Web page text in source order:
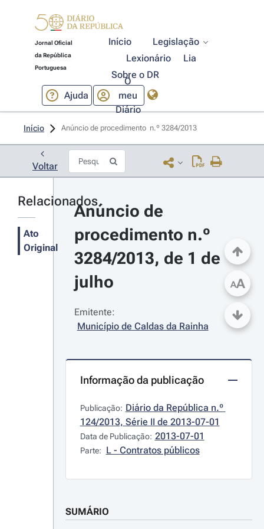
Jornal Oficial
da República
Portuguesa
Início
Legislação
Lexionário
Lia
Sobre o DR
Ajuda
O
meu
Diário
Início Anúncio de procedimento  n.º 3284/2013
Voltar
Relacionados
Ato
Original
Anúncio de
procedimento n.º
3284/2013, de 1 de
julho
Emitente:
Município de Caldas da Rainha
Informação da publicação
Publicação: Diário da República n.º
124/2013, Série II de 2013-07-01
Data de Publicação: 2013-07-01
Parte: L - Contratos públicos
SUMÁRIO
AA